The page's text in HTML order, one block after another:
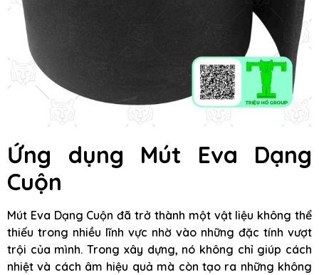
Ứng dụng Mút Eva Dạng
Cuộn
Mút Eva Dạng Cuộn đã trở thành một vật liệu không thể
thiếu trong nhiều lĩnh vực nhờ vào những đặc tính vượt
trội của mình. Trong xây dựng, nó không chỉ giúp cách
nhiệt và cách âm hiệu quả mà còn tạo ra những không